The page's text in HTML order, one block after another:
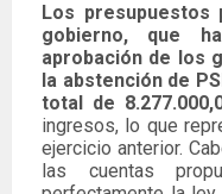
Los presupuestos
gobierno, que
aprobación de los
la abstención de
total de
ingresos, lo que
ejercicio anterior.
las cuentas